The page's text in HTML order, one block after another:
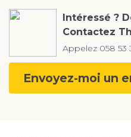
Intéressé ?
Contactez
Appelez 058 53
Envoyez-moi un